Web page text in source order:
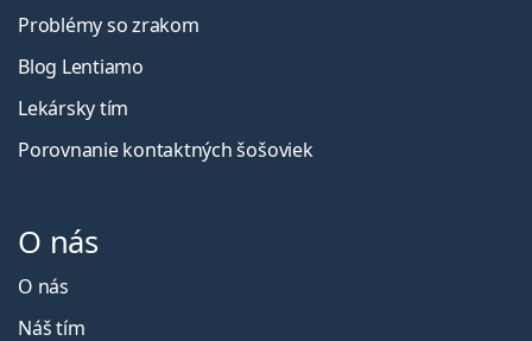
Problémy so zrakom
Blog Lentiamo
Lekársky tím
Porovnanie kontaktných šošoviek
O nás
O nás
Náš tím